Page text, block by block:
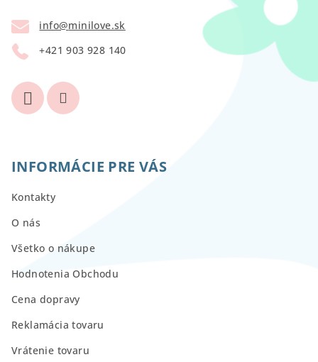
info@minilove.sk
+421 903 928 140
INFORMÁCIE PRE VÁS
Kontakty
O nás
Všetko o nákupe
Hodnotenia Obchodu
Cena dopravy
Reklamácia tovaru
Vrátenie tovaru